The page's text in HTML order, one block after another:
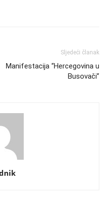
Sljedeći članak
Manifestacija “Hercegovina u
Busovači”